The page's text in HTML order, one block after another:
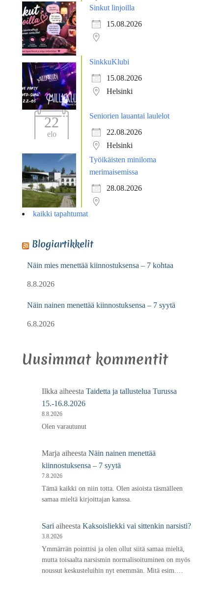
Sinkut linjoilla
15.08.2026
SinkkuKlubi
15.08.2026
Helsinki
22
elo
Seniorien lauantai laulelot
22.08.2026
Helsinki
Työikäisten miniloma
merimaisemissa
28.08.2026
kaikki tapahtumat
Blogiartikkelit
Näin mies menettää kiinnostuksensa – 7 kohtaa
8.8.2026
Näin nainen menettää kiinnostuksensa – 7 syytä
6.8.2026
Uusimmat kommentit
Ilkka aiheesta Taidetta ja tallustelua Turussa
15.-16.8.2026
8.8.2026
Olen varautunut
Marja aiheesta Näin nainen menettää
kiinnostuksensa – 7 syytä
7.8.2026
Tämä kaikki on niin totta. Olen asioista täsmälleen
samaa mieltä kirjoittajan kanssa.
Sari aiheesta Kaksoisliekki vai sittenkin narsisti?
3.8.2026
Ymmärrän pointtisi ja olen ollut siitä samaa mieltä,
mutta toisaalta narsismin normalisoituminen on myös
noussut keskusteluihin nyt enemmän. Mitä esim.…